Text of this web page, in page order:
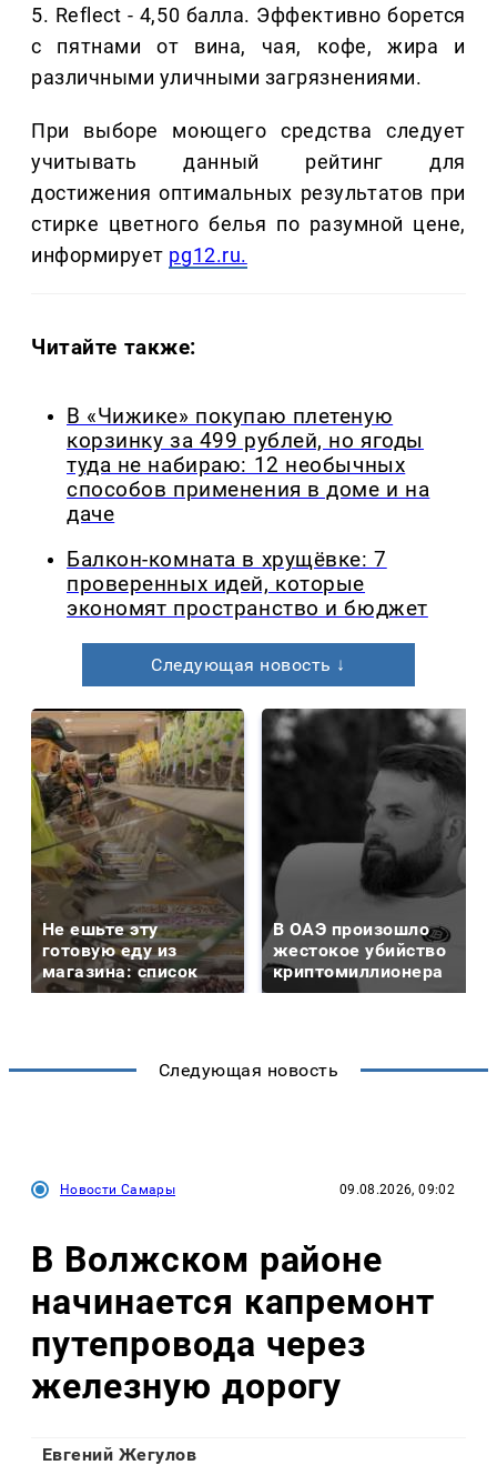
5. Reflect - 4,50 балла. Эффективно борется
с пятнами от вина, чая, кофе, жира и
различными уличными загрязнениями.
При выборе моющего средства следует
учитывать данный рейтинг для
достижения оптимальных результатов при
стирке цветного белья по разумной цене,
информирует pg12.ru.
Читайте также:
В «Чижике» покупаю плетеную
корзинку за 499 рублей, но ягоды
туда не набираю: 12 необычных
способов применения в доме и на
даче
Балкон-комната в хрущёвке: 7
проверенных идей, которые
экономят пространство и бюджет
Следующая новость ↓
Не ешьте эту
готовую еду из
магазина: список
В ОАЭ произошло
жестокое убийство
криптомиллионера
Следующая новость
Новости Самары 09.08.2026, 09:02
В Волжском районе
начинается капремонт
путепровода через
железную дорогу
Евгений Жегулов